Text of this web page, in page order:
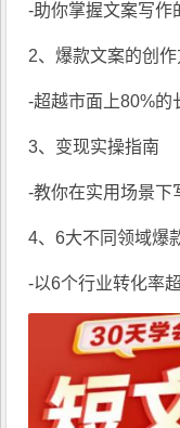
-助你掌握文案写作
2、爆款文案的创
-超越市面上80%的
3、变现实操指南
-教你在实用场景下
4、6大不同领域爆
-以6个行业转化率